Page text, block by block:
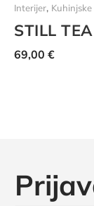
Interijer,
STILL
69,00 €